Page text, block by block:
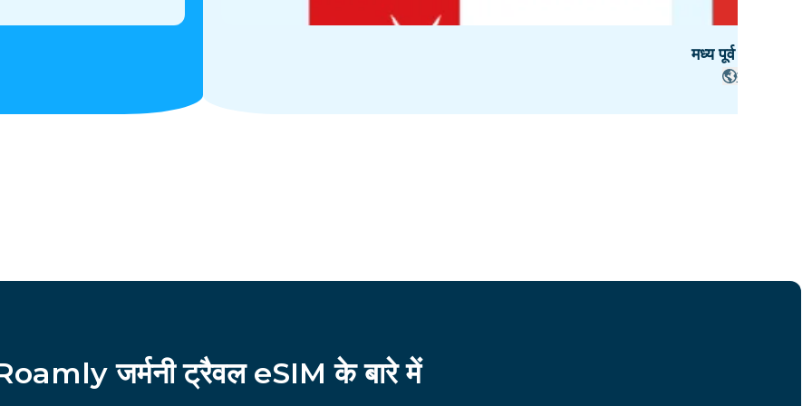
मध्य पूर्व - 8 देश
देशों
जर्मनी ट्रैवल eSIM के बारे में